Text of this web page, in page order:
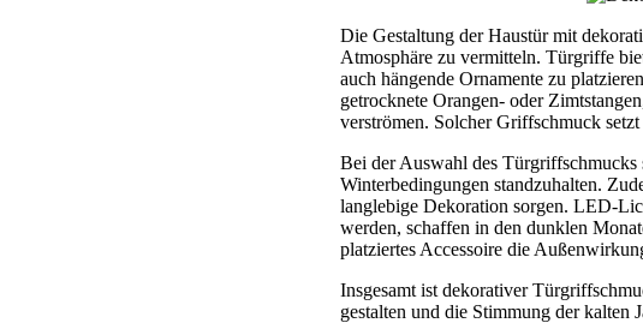
Die Gestaltung der Haustür mit
Atmosphäre zu vermitteln. Türgriffe
auch hängende Ornamente zu
getrocknete Orangen- oder
verströmen. Solcher Griffschmuck
Bei der Auswahl des Türgriffschmucks
Winterbedingungen standzuhalten.
langlebige Dekoration sorgen. LED-
werden, schaffen in den dunklen
platziertes Accessoire die
Insgesamt ist dekorativer
gestalten und die Stimmung der kalten